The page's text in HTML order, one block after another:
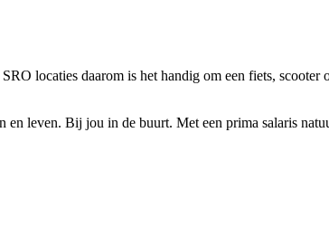
locaties daarom is het handig om een fiets, scooter
leven. Bij jou in de buurt. Met een prima salaris